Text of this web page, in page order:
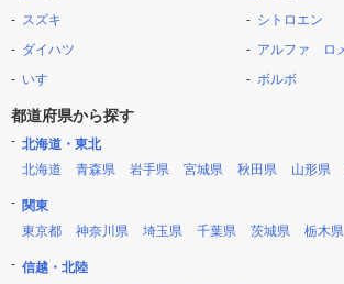
スズキ
ダイハツ
いすゞ
シトロエン
アルファ ロ
ボルボ
都道府県から探す
北海道・東北
北海道
青森県 岩手県 宮城県 秋田県 山形県
関東
東京都
神奈川県 埼玉県 千葉県 茨城県 栃木県
信越・北陸